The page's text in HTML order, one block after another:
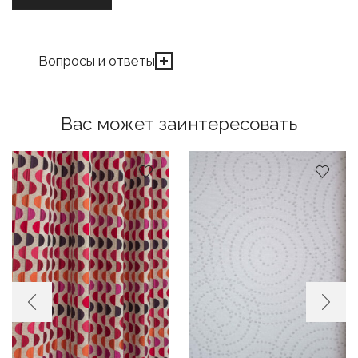
Вопросы и ответы
Вас может заинтересовать